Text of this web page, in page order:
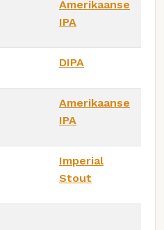
Amerikaanse
IPA
DIPA
Amerikaanse
IPA
Imperial
Stout